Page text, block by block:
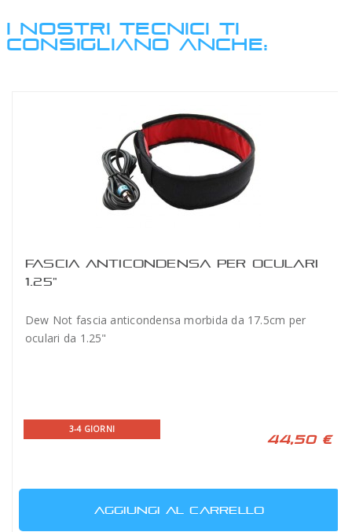
I NOSTRI TECNICI TI
CONSIGLIANO ANCHE:
FASCIA ANTICONDENSA PER OCULARI
1.25"
Dew Not fascia anticondensa morbida da 17.5cm per
oculari da 1.25"
3-4 GIORNI
44,50 €
AGGIUNGI AL CARRELLO